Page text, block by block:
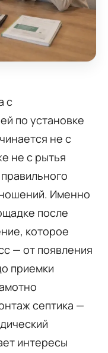
с
по установке
не с
не с рытья
Именно
после
которое
— от появления
приемки
септика —
интересы